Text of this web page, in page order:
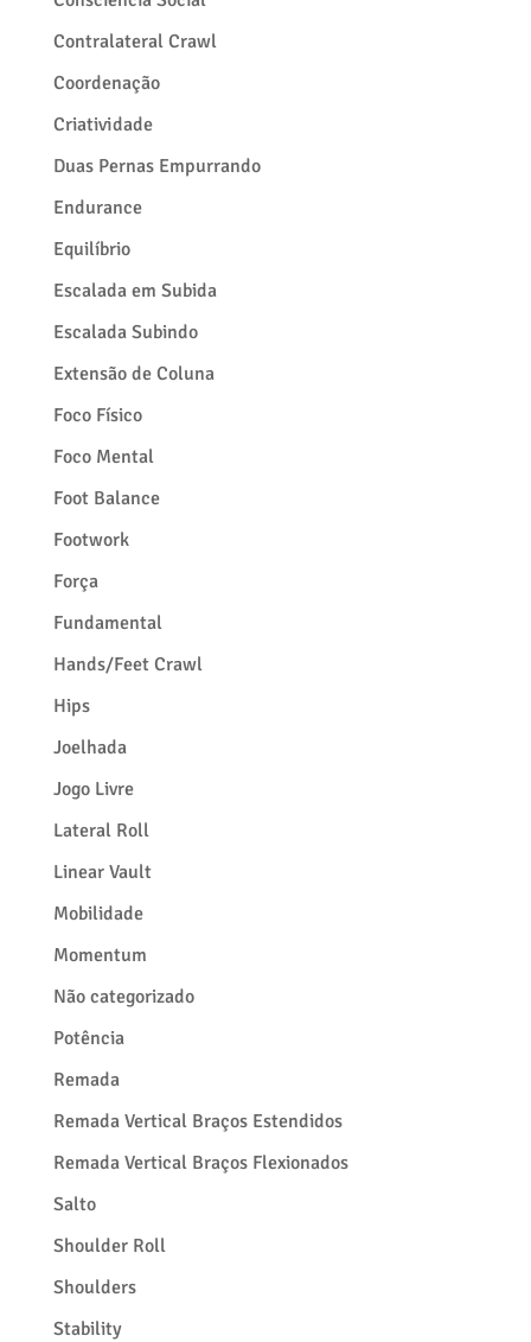
Contralateral Crawl
Coordenação
Criatividade
Duas Pernas Empurrando
Endurance
Equilíbrio
Escalada em Subida
Escalada Subindo
Extensão de Coluna
Foco Físico
Foco Mental
Foot Balance
Footwork
Força
Fundamental
Hands/Feet Crawl
Hips
Joelhada
Jogo Livre
Lateral Roll
Linear Vault
Mobilidade
Momentum
Não categorizado
Potência
Remada
Remada Vertical Braços Estendidos
Remada Vertical Braços Flexionados
Salto
Shoulder Roll
Shoulders
Stability